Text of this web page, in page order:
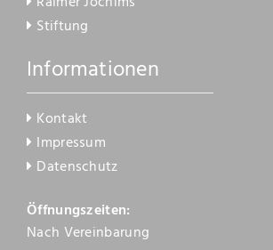
Stiftung
Informationen
Kontakt
Impressum
Datenschutz
Öffnungszeiten:
Nach Vereinbarung